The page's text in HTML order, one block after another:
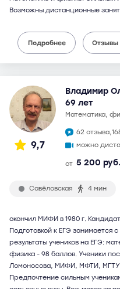
Возможны дистанционные
Подробнее Отзывы
9,7
Владимир
69 лет
математика,
62 отзыва,
можно
от 5 200 руб.
Савёловская 4 мин
окончил МИФИ в 1980 г.
Подготовкой к ЕГЭ занимается
результаты учеников на ЕГЭ:
физика - 98 баллов. Ученики
Ломоносова, МИФИ, МФТИ,
Предпочтение сильным